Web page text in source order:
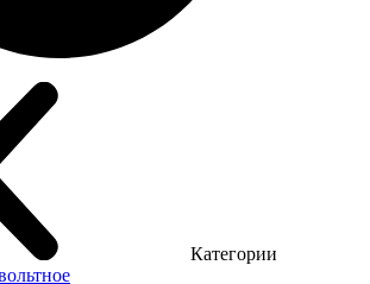
Категории